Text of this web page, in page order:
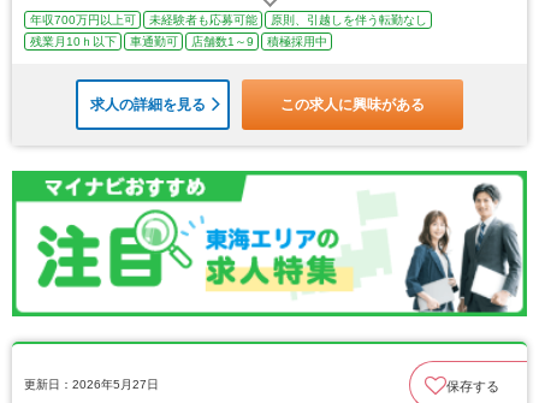
年収700万円以上可 未経験者も応募可能
原則、引越しを伴う転勤なし
残業月10ｈ以下
車通勤可 店舗数1～9 積極採用中
求人の詳細を見る この求人に興味がある
更新日：2026年5月27日 保存する